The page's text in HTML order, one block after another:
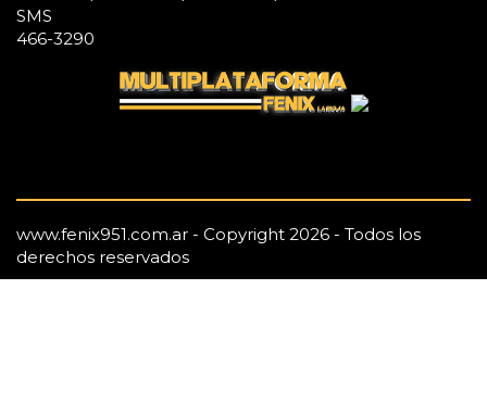
SMS
466-3290
www.fenix951.com.ar - Copyright 2026 - Todos los
derechos reservados